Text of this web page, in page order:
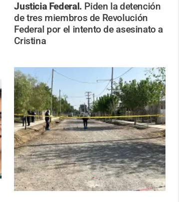
Justicia Federal. Piden la detención
de tres miembros de Revolución
Federal por el intento de asesinato a
Cristina